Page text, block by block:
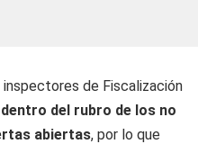
de Fiscalización
del rubro de los no
abiertas, por lo que